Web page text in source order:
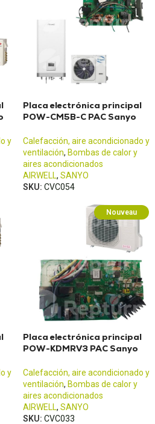
y
Placa electrónica principal
POW-CM5B-C PAC Sanyo
Calefacción, aire acondicionado y
ventilación, Bombas de calor y
aires acondicionados
AIRWELL, SANYO
SKU: CVC054
y
Nouveau
Placa electrónica principal
POW-KDMRV3 PAC Sanyo
Calefacción, aire acondicionado y
ventilación, Bombas de calor y
aires acondicionados
AIRWELL, SANYO
SKU: CVC033